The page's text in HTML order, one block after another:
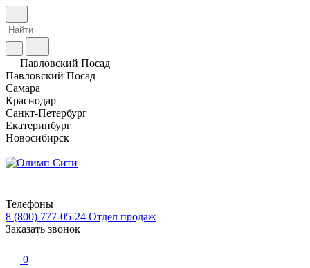
Павловский Посад
Павловский Посад
Самара
Краснодар
Санкт-Петербург
Екатеринбург
Новосибирск
Телефоны
8 (800) 777-05-24 Отдел продаж
Заказать звонок
0